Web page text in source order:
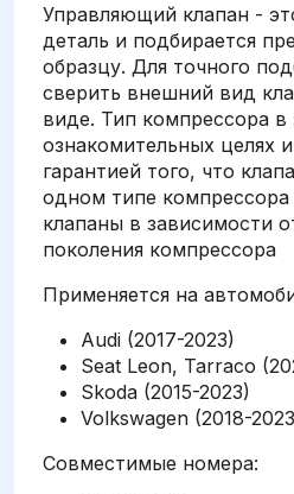
Управляющий клапан -
деталь и подбирается
образцу. Для точного
сверить внешний вид
виде. Тип компрессора в
ознакомительных целях
гарантией того, что
одном типе компрессора
клапаны в зависимости
поколения компрессора
Применяется на
Audi (2017-2023)
Seat Leon, Tarraco
Skoda (2015-2023)
Volkswagen (2018-
Совместимые номера: